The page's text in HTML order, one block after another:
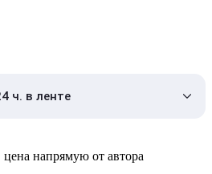
ч. в ленте
цена напрямую от автора